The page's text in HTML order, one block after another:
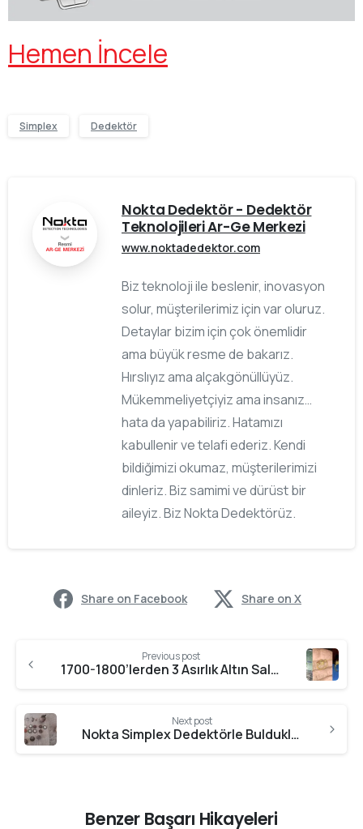
Hemen İncele
Simplex Dedektör
Nokta Dedektör - Dedektör
Teknolojileri Ar-Ge Merkezi
www.noktadedektor.com
Biz teknoloji ile beslenir, inovasyon
solur, müşterilerimiz için var oluruz.
Detaylar bizim için çok önemlidir
ama büyük resme de bakarız.
Hırslıyız ama alçakgönüllüyüz.
Mükemmeliyetçiyiz ama insanız…
hata da yapabiliriz. Hatamızı
kabullenir ve telafi ederiz. Kendi
bildiğimizi okumaz, müşterilerimizi
dinleriz. Biz samimi ve dürüst bir
aileyiz. Biz Nokta Dedektörüz.
Share on Facebook Share on X
Previous post
1700-1800’lerden 3 Asırlık Altın Saltanat Yüzüğü
Next post
Nokta Simplex Dedektörle Bulduklarım
Benzer Başarı Hikayeleri